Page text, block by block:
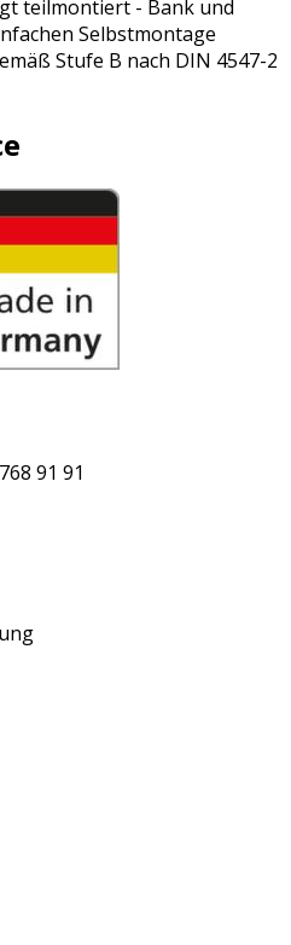
teilmontiert - Bank und
Selbstmontage
Stufe B nach DIN 4547-2
91 91